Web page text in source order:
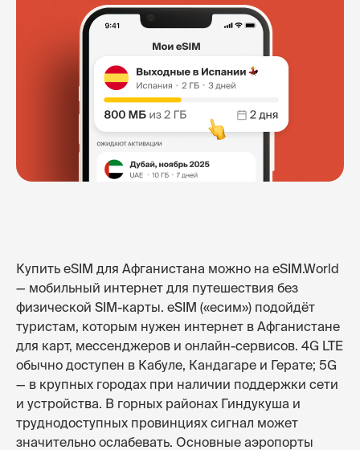
Купить eSIM для Афганистана можно на eSIM.World
— мобильный интернет для путешествия без
физической SIM-карты. eSIM («есим») подойдёт
туристам, которым нужен интернет в Афганистане
для карт, мессенджеров и онлайн-сервисов. 4G LTE
обычно доступен в Кабуле, Кандагаре и Герате; 5G
— в крупных городах при наличии поддержки сети
и устройства. В горных районах Гиндукуша и
труднодоступных провинциях сигнал может
значительно ослабевать. Основные аэропорты